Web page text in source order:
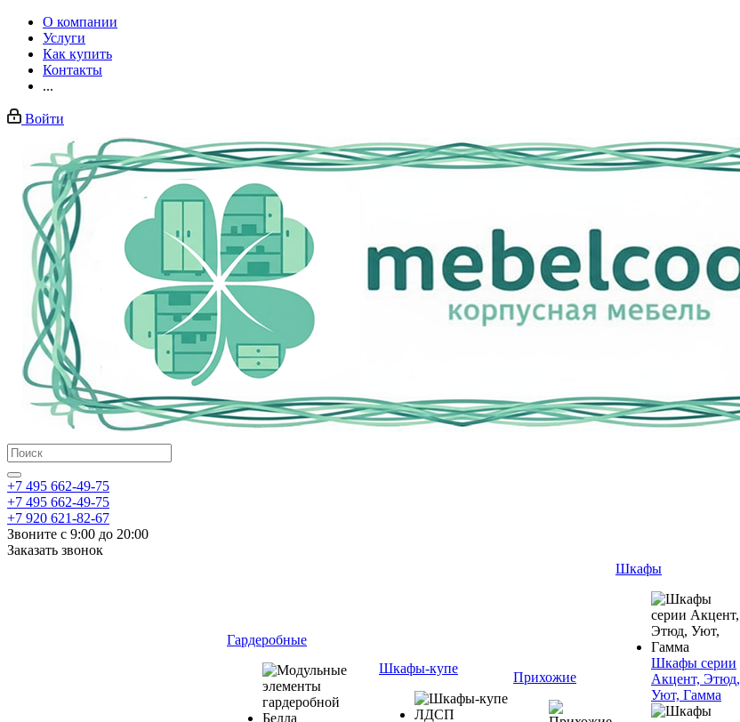
О компании
Услуги
Как купить
Контакты
...
Войти
+7 495 662-49-75
+7 495 662-49-75
+7 920 621-82-67
Звоните с 9:00 до 20:00
Заказать звонок
Гардеробные
Шкафы-купе
Прихожие
Шкафы
Шкафы серии
Акцент, Этюд,
Уют, Гамма